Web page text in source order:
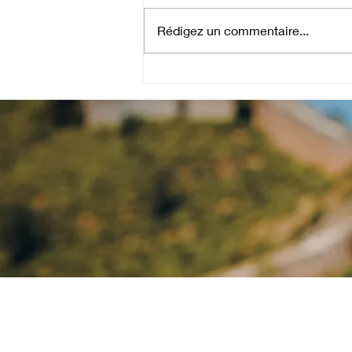
Proverbe 后发制人
Rédigez un commentaire...